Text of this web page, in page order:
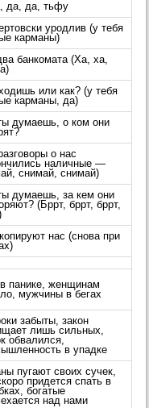
да, да, тьфу
уродлив (у тебя
карманы)
банкомата (Ха, ха,
или как? (у тебя
карманы, да)
думаешь, о ком они
о нас
наличные —
снимай, снимай)
думаешь, за кем они
(Бррт, бррт, бррт,
нас (снова при
панике, женщинам
мужчины в бегах
забыты, закон
лишь сильных,
обвалился,
в упадке
пугают своих сучек,
придется спать в
богатые
над нами